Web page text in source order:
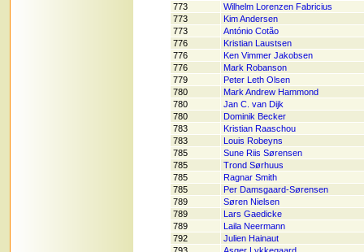
773
Wilhelm Lorenzen Fabricius
773
Kim Andersen
773
António Cotão
776
Kristian Laustsen
776
Ken Vimmer Jakobsen
776
Mark Robanson
779
Peter Leth Olsen
780
Mark Andrew Hammond
780
Jan C. van Dijk
780
Dominik Becker
783
Kristian Raaschou
783
Louis Robeyns
785
Sune Riis Sørensen
785
Trond Sørhuus
785
Ragnar Smith
785
Per Damsgaard-Sørensen
789
Søren Nielsen
789
Lars Gaedicke
789
Laila Neermann
792
Julien Hainaut